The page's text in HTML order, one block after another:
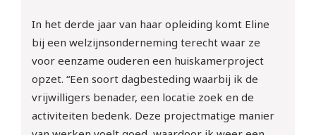
In het derde jaar van haar opleiding komt Eline
bij een welzijnsonderneming terecht waar ze
voor eenzame ouderen een huiskamerproject
opzet. “Een soort dagbesteding waarbij ik de
vrijwilligers benader, een locatie zoek en de
activiteiten bedenk. Deze projectmatige manier